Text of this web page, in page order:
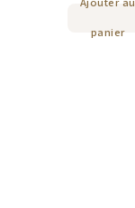
panier